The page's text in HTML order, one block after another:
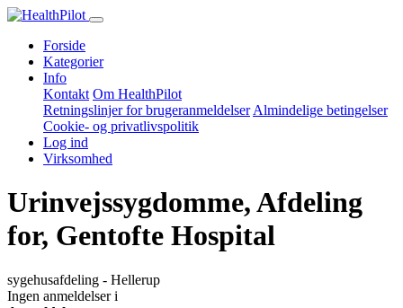
Forside
Kategorier
Info
Kontakt Om HealthPilot
Retningslinjer for brugeranmeldelser Almindelige betingelser
Cookie- og privatlivspolitik
Log ind
Virksomhed
Urinvejssygdomme, Afdeling
for, Gentofte Hospital
sygehusafdeling - Hellerup
Ingen anmeldelseri